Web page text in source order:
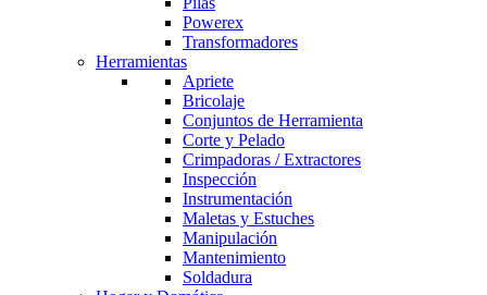
Powerex
Transformadores
Herramientas
Apriete
Bricolaje
Conjuntos de Herramienta
Corte y Pelado
Crimpadoras / Extractores
Inspección
Instrumentación
Maletas y Estuches
Manipulación
Mantenimiento
Soldadura